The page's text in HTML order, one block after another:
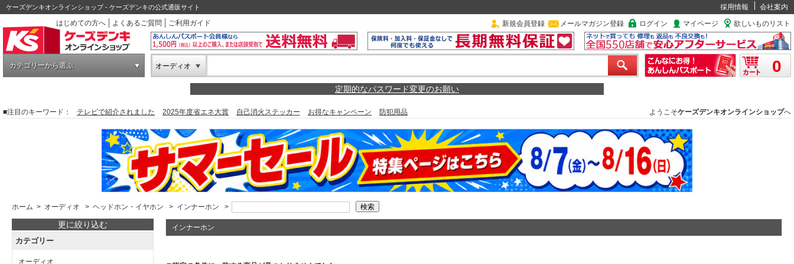
ケーズデンキオンラインショップ - ケーズデンキの公式通販サイト 採用情報
会社案内
はじめての方へ
よくあるご質問 ご利用ガイド 新規会員登録 メールマガジン登録 ログイン マイページ 欲しいものリスト
カテゴリーから選ぶ オーディオ 0
定期的なパスワード変更のお願い
■注目のキーワード： テレビで紹介されました 2025年度省エネ大賞 自己消火ステッカー お得なキャンペーン 防犯用品 ようこそケーズデンキオンラインショップへ
ホーム > オーディオ > ヘッドホン・イヤホン > インナーホン >
更に絞り込む
カテゴリー
オーディオ
インナーホン